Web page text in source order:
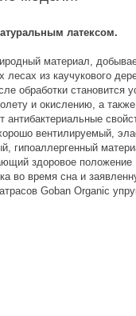
латексом.
материал,
лесах из каучукового
обработки становится
и окислению, а также
антибактериальные
вентилируемый,
гипоаллергенный
здоровое положение
во время сна и
Goban Organic